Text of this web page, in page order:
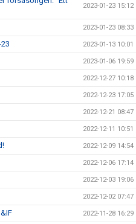
2023-01-23 15:12
2023-01-23 08:33
2023-01-13 10:01
2023-01-06 19:59
2022-12-27 10:18
2022-12-23 17:05
2022-12-21 08:47
2022-12-11 10:51
2022-12-09 14:54
2022-12-06 17:14
2022-12-03 19:06
2022-12-02 07:47
2022-11-28 16:29